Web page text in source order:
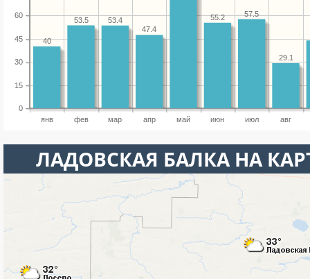
янв фев мар апр май июн июл авг
0
15
30
45
60
29.1
57.5
55.2
47.4
53.4
53.5
40
ЛАДОВСКАЯ БАЛКА НА